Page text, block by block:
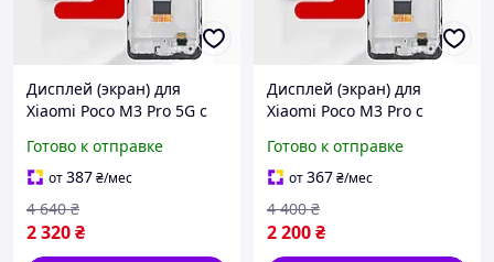
Дисплей (экран) для
Xiaomi Poco M3 Pro 5G с
сенсор экрана
Готово к отправке
от387₴/мес
2 320₴
4 640 ₴
Дисплей (экран) для
Xiaomi Poco M3 Pro с
сенсор экрана
Готово к отправке
от367₴/мес
2 200₴
4 400 ₴